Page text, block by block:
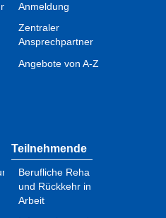
Anmeldung
Zentraler
Ansprechpartner
Angebote von A-Z
Teilnehmende
Berufliche Reha
und Rückkehr in
Arbeit